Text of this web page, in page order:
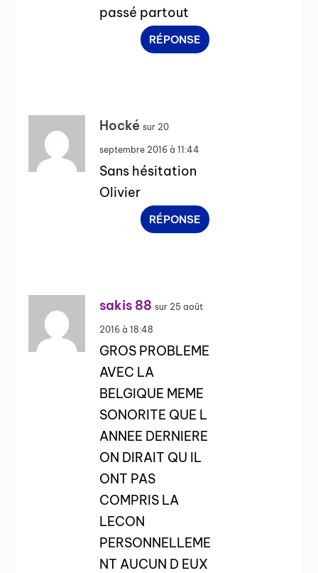
passé partout
RÉPONSE
Hocké sur 20
septembre 2016 à 11:44
Sans hésitation
Olivier
RÉPONSE
sakis 88 sur 25 août
2016 à 18:48
GROS PROBLEME
AVEC LA
BELGIQUE MEME
SONORITE QUE L
ANNEE DERNIERE
ON DIRAIT QU IL
ONT PAS
COMPRIS LA
LECON
PERSONNELLEME
NT AUCUN D EUX